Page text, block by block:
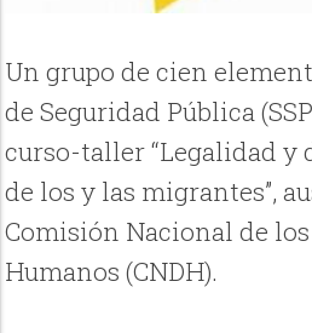
Un grupo de cien
de Seguridad Pública
curso-taller “Legalidad y
de los y las migrantes”,
Comisión Nacional de
Humanos (CNDH).